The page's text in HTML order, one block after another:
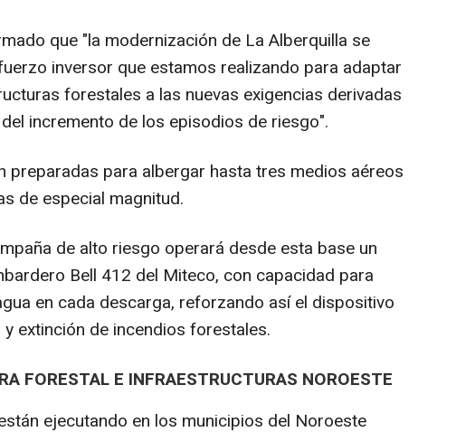
que "la modernización de La Alberquilla se
inversor que estamos realizando para adaptar
forestales a las nuevas exigencias derivadas
incremento de los episodios de riesgo".
preparadas para albergar hasta tres medios aéreos
de especial magnitud.
de alto riesgo operará desde esta base un
Bell 412 del Miteco, con capacidad para
en cada descarga, reforzando así el dispositivo
extinción de incendios forestales.
FORESTAL E INFRAESTRUCTURAS NOROESTE
ejecutando en los municipios del Noroeste